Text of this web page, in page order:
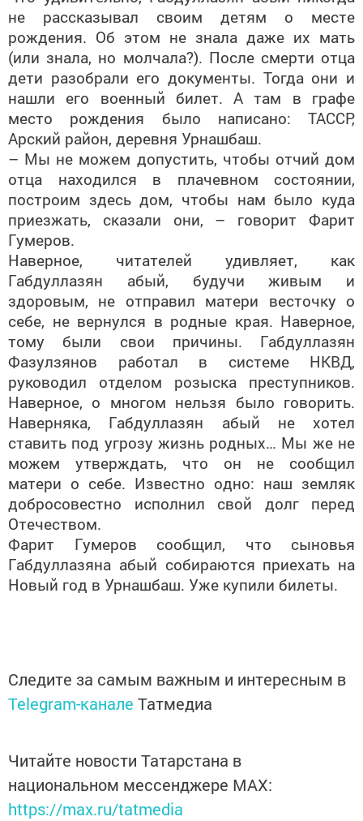
не рассказывал своим детям о месте
рождения. Об этом не знала даже их мать
(или знала, но молчала?). После смерти отца
дети разобрали его документы. Тогда они и
нашли его военный билет. А там в графе
место рождения было написано: ТАССР,
Арский район, деревня Урнашбаш.
– Мы не можем допустить, чтобы отчий дом
отца находился в плачевном состоянии,
построим здесь дом, чтобы нам было куда
приезжать, сказали они, – говорит Фарит
Гумеров.
Наверное, читателей удивляет, как
Габдуллазян абый, будучи живым и
здоровым, не отправил матери весточку о
себе, не вернулся в родные края. Наверное,
тому были свои причины. Габдуллазян
Фазулзянов работал в системе НКВД,
руководил отделом розыска преступников.
Наверное, о многом нельзя было говорить.
Наверняка, Габдуллазян абый не хотел
ставить под угрозу жизнь родных… Мы же не
можем утверждать, что он не сообщил
матери о себе. Известно одно: наш земляк
добросовестно исполнил свой долг перед
Отечеством.
Фарит Гумеров сообщил, что сыновья
Габдуллазяна абый собираются приехать на
Новый год в Урнашбаш. Уже купили билеты.
Следите за самым важным и интересным в
Telegram-канале Татмедиа
Читайте новости Татарстана в
национальном мессенджере MАХ:
https://max.ru/tatmedia